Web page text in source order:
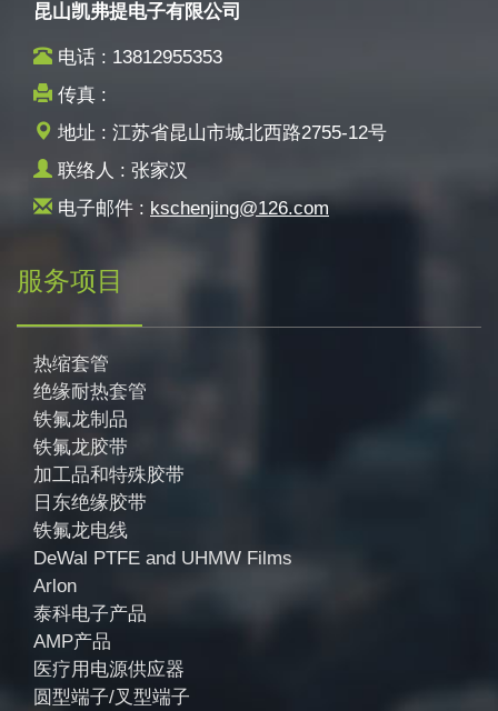
昆山凯弗提电子有限公司
电话 : 13812955353
传真 :
地址 : 江苏省昆山市城北西路2755-12号
联络人 : 张家汉
电子邮件 : kschenjing@126.com
服务项目
热缩套管
绝缘耐热套管
铁氟龙制品
铁氟龙胶带
加工品和特殊胶带
日东绝缘胶带
铁氟龙电线
DeWal PTFE and UHMW Films
Arlon
泰科电子产品
AMP产品
医疗用电源供应器
圆型端子/叉型端子